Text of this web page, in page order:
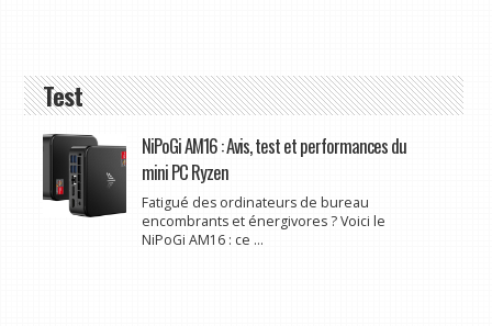
Test
NiPoGi AM16 : Avis, test et performances du
mini PC Ryzen
Fatigué des ordinateurs de bureau
encombrants et énergivores ? Voici le
NiPoGi AM16 : ce ...